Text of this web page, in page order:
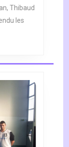
Thibaud
les